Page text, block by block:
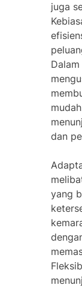
juga
dan
yang